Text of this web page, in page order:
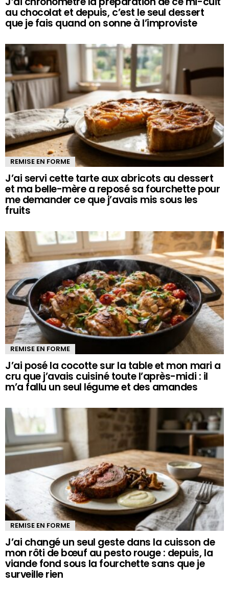
au chocolat et depuis, c’est le seul dessert
que je fais quand on sonne à l’improviste
REMISE EN FORME
J’ai servi cette tarte aux abricots au dessert
et ma belle-mère a reposé sa fourchette pour
me demander ce que j’avais mis sous les
fruits
REMISE EN FORME
J’ai posé la cocotte sur la table et mon mari a
cru que j’avais cuisiné toute l’après-midi : il
m’a fallu un seul légume et des amandes
REMISE EN FORME
J’ai changé un seul geste dans la cuisson de
mon rôti de bœuf au pesto rouge : depuis, la
viande fond sous la fourchette sans que je
surveille rien